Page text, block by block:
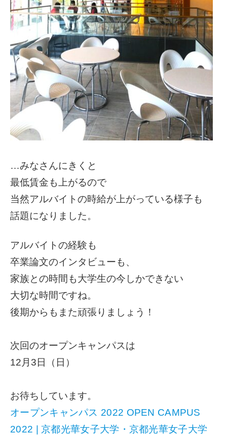
…みなさんにきくと
最低賃金も上がるので
当然アルバイトの時給が上がっている様子も
話題になりました。
アルバイトの経験も
卒業論文のインタビューも、
家族との時間も大学生の今しかできない
大切な時間ですね。
後期からもまた頑張りましょう！
次回のオープンキャンパスは
12月3日（日）
お待ちしています。
オープンキャンパス 2022 OPEN CAMPUS
2022 | 京都光華女子大学・京都光華女子大学